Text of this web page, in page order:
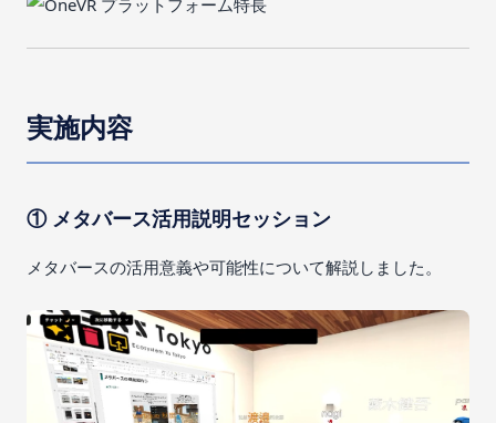
実施内容
① メタバース活用説明セッション
メタバースの活用意義や可能性について解説しました。